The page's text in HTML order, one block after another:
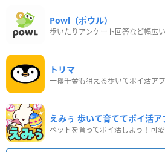
Powl（ポウル）
トリマ
一攫千金も狙える歩いてポイ活ア
えみぅ 歩いて育ててポイ活ア